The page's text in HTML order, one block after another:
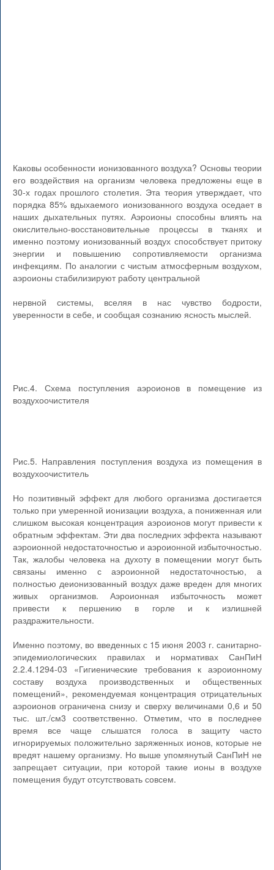
Каковы особенности ионизованного воздуха? Основы теории
его воздействия на организм человека предложены еще в
30-х годах прошлого столетия. Эта теория утверждает, что
порядка 85% вдыхаемого ионизованного воздуха оседает в
наших дыхательных путях. Аэроионы способны влиять на
окислительно-восстановительные процессы в тканях и
именно поэтому ионизованный воздух способствует притоку
энергии и повышению сопротивляемости организма
инфекциям. По аналогии с чистым атмосферным воздухом,
аэроионы стабилизируют работу центральной
нервной системы, вселяя в нас чувство бодрости,
уверенности в себе, и сообщая сознанию ясность мыслей.
Рис.4. Схема поступления аэроионов в помещение из
воздухоочистителя
Рис.5. Направления поступления воздуха из помещения в
воздухоочиститель
Но позитивный эффект для любого организма достигается
только при умеренной ионизации воздуха, а пониженная или
слишком высокая концентрация аэроионов могут привести к
обратным эффектам. Эти два последних эффекта называют
аэроионной недостаточностью и аэроионной избыточностью.
Так, жалобы человека на духоту в помещении могут быть
связаны именно с аэроионной недостаточностью, а
полностью деионизованный воздух даже вреден для многих
живых организмов. Аэроионная избыточность может
привести к першению в горле и к излишней
раздражительности.
Именно поэтому, во введенных с 15 июня 2003 г. санитарно-
эпидемиологических правилах и нормативах СанПиН
2.2.4.1294-03 «Гигиенические требования к аэроионному
составу воздуха производственных и общественных
помещений», рекомендуемая концентрация отрицательных
аэроионов ограничена снизу и сверху величинами 0,6 и 50
тыс. шт./см3 соответственно. Отметим, что в последнее
время все чаще слышатся голоса в защиту часто
игнорируемых положительно заряженных ионов, которые не
вредят нашему организму. Но выше упомянутый СанПиН не
запрещает ситуации, при которой такие ионы в воздухе
помещения будут отсутствовать совсем.